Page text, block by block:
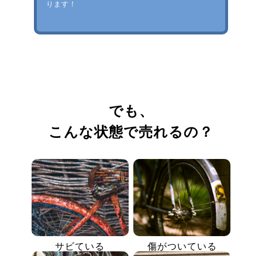
ります！
でも、
こんな状態で売れるの？
サビている 傷がついている